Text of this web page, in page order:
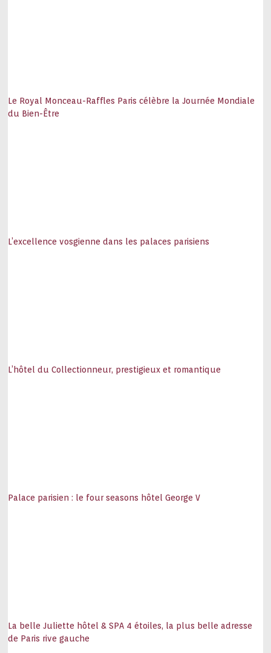
Le Royal Monceau-Raffles Paris célèbre la Journée Mondiale
du Bien-Être
L’excellence vosgienne dans les palaces parisiens
L’hôtel du Collectionneur, prestigieux et romantique
Palace parisien : le four seasons hôtel George V
La belle Juliette hôtel & SPA 4 étoiles, la plus belle adresse
de Paris rive gauche